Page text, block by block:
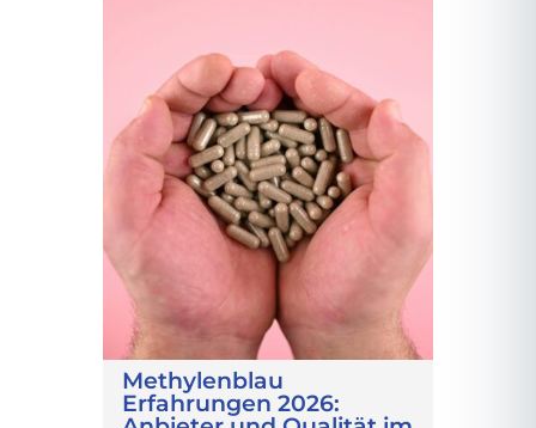
Methylenblau
Erfahrungen 2026: